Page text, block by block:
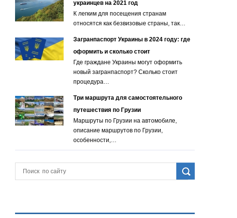
украинцев на 2021 год
К легким для посещения странам
относятся как безвизовые страны, так…
Загранпаспорт Украины в 2024 году: где
оформить и сколько стоит
Где граждане Украины могут оформить
новый загранпаспорт? Сколько стоит
процедура…
Три маршрута для самостоятельного
путешествия по Грузии
Маршруты по Грузии на автомобиле,
описание маршрутов по Грузии,
особенности,…